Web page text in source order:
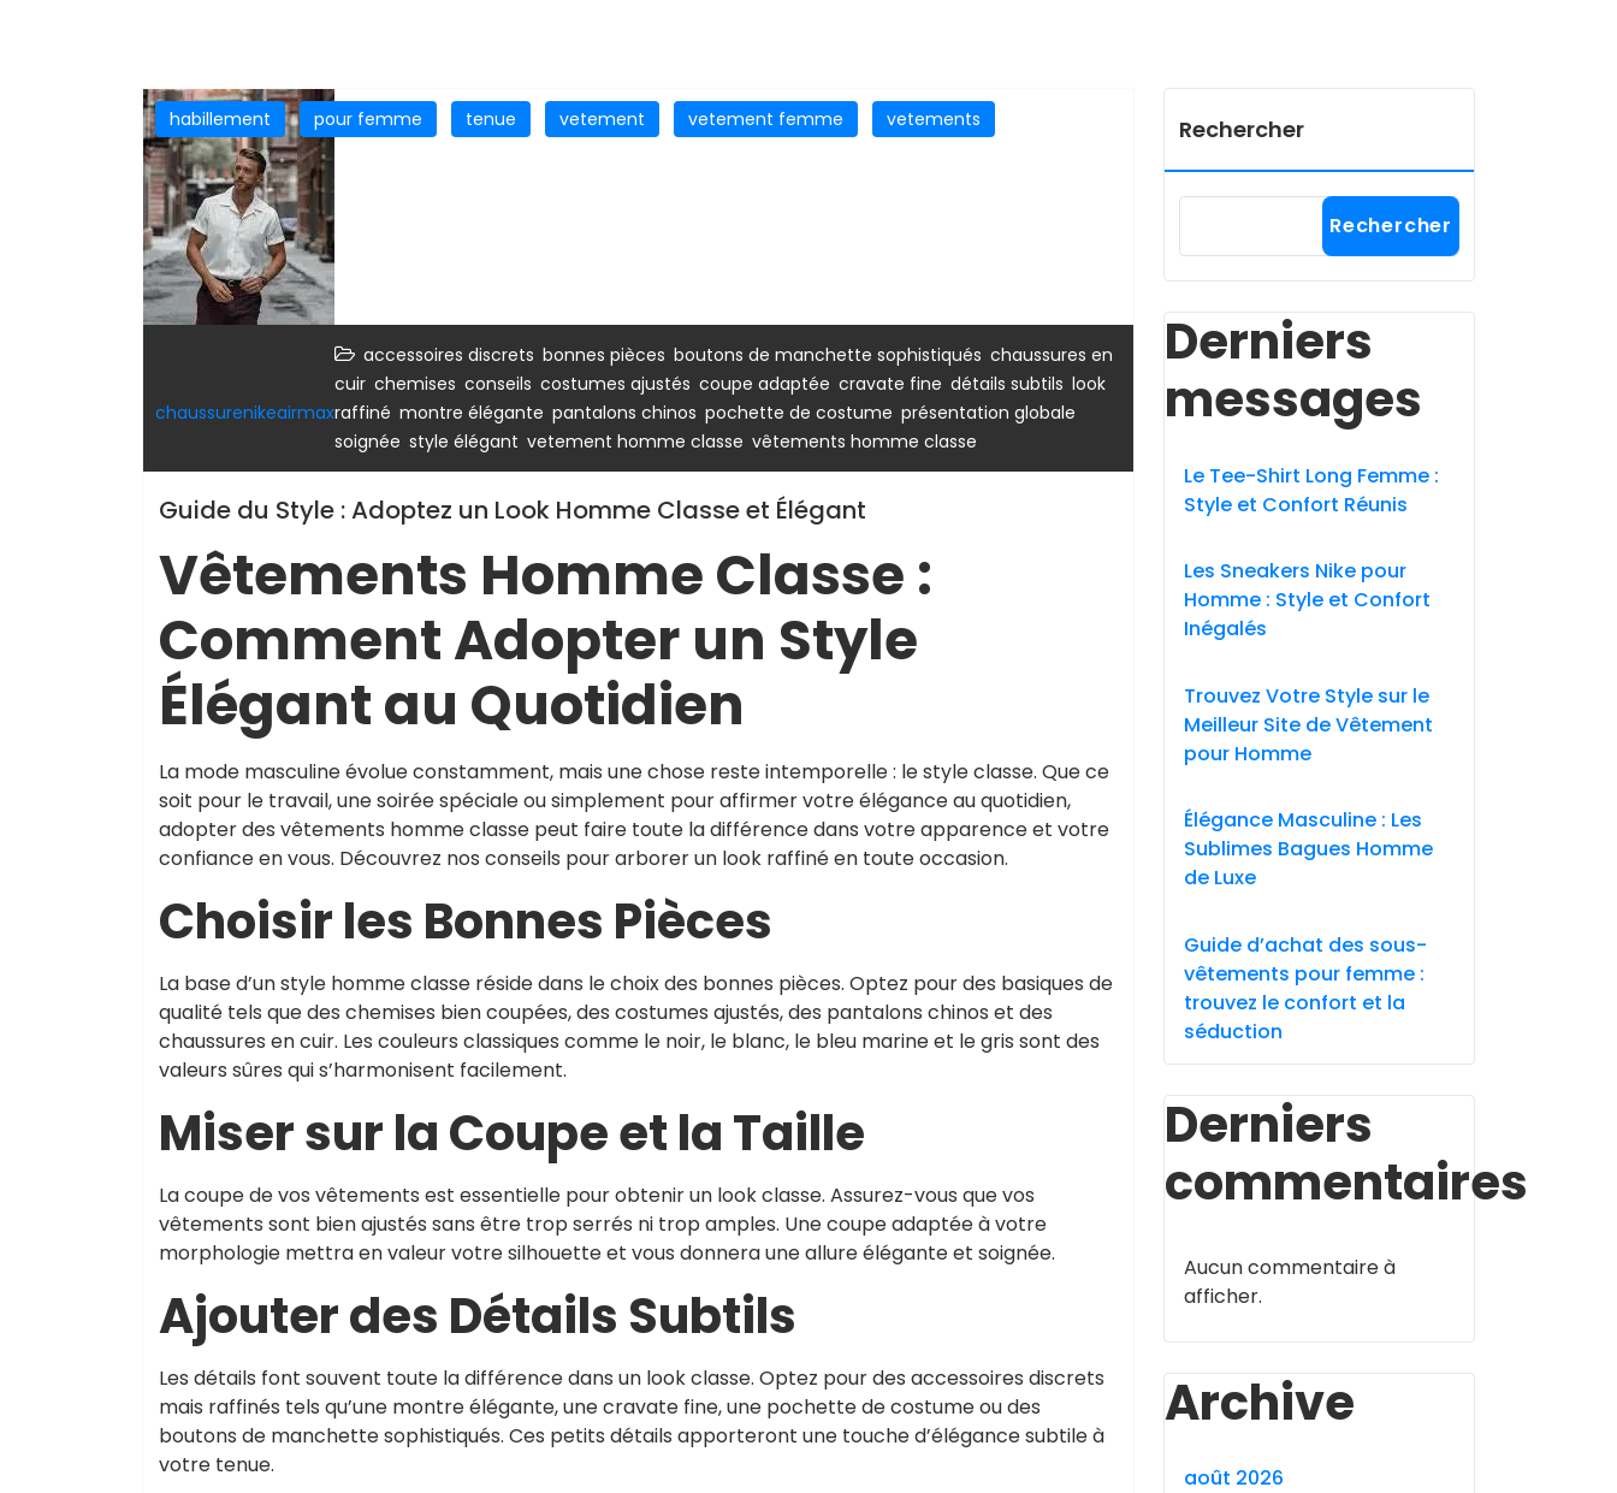
habillement pour femme tenue vetement vetement femme vetements
chaussurenikeairmax
accessoires discrets bonnes pièces boutons de manchette sophistiqués chaussures en
cuir chemises conseils costumes ajustés coupe adaptée cravate fine détails subtils look
raffiné montre élégante pantalons chinos pochette de costume présentation globale
soignée style élégant vetement homme classe vêtements homme classe
Guide du Style : Adoptez un Look Homme Classe et Élégant
Vêtements Homme Classe :
Comment Adopter un Style
Élégant au Quotidien
La mode masculine évolue constamment, mais une chose reste intemporelle : le style classe. Que ce
soit pour le travail, une soirée spéciale ou simplement pour affirmer votre élégance au quotidien,
adopter des vêtements homme classe peut faire toute la différence dans votre apparence et votre
confiance en vous. Découvrez nos conseils pour arborer un look raffiné en toute occasion.
Choisir les Bonnes Pièces
La base d’un style homme classe réside dans le choix des bonnes pièces. Optez pour des basiques de
qualité tels que des chemises bien coupées, des costumes ajustés, des pantalons chinos et des
chaussures en cuir. Les couleurs classiques comme le noir, le blanc, le bleu marine et le gris sont des
valeurs sûres qui s’harmonisent facilement.
Miser sur la Coupe et la Taille
La coupe de vos vêtements est essentielle pour obtenir un look classe. Assurez-vous que vos
vêtements sont bien ajustés sans être trop serrés ni trop amples. Une coupe adaptée à votre
morphologie mettra en valeur votre silhouette et vous donnera une allure élégante et soignée.
Ajouter des Détails Subtils
Les détails font souvent toute la différence dans un look classe. Optez pour des accessoires discrets
mais raffinés tels qu’une montre élégante, une cravate fine, une pochette de costume ou des
boutons de manchette sophistiqués. Ces petits détails apporteront une touche d’élégance subtile à
votre tenue.
Rechercher
Rechercher
Derniers
messages
Le Tee-Shirt Long Femme :
Style et Confort Réunis
Les Sneakers Nike pour
Homme : Style et Confort
Inégalés
Trouvez Votre Style sur le
Meilleur Site de Vêtement
pour Homme
Élégance Masculine : Les
Sublimes Bagues Homme
de Luxe
Guide d’achat des sous-
vêtements pour femme :
trouvez le confort et la
séduction
Derniers
commentaires
Aucun commentaire à
afficher.
Archive
août 2026